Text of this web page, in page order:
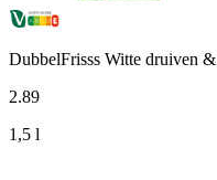
DubbelFrisss Witte druiven
2.89
1,5 l